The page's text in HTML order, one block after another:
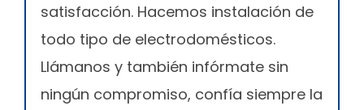
satisfacción. Hacemos instalación de
todo tipo de electrodomésticos.
Llámanos y también infórmate sin
ningún compromiso, confía siempre la